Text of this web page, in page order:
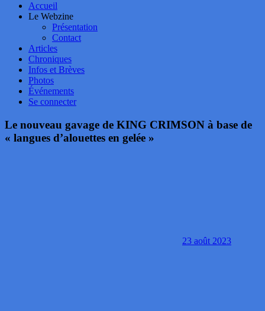
Accueil
Le Webzine
Présentation
Contact
Articles
Chroniques
Infos et Brèves
Photos
Événements
Se connecter
Le nouveau gavage de KING CRIMSON à base de
« langues d’alouettes en gelée »
23 août 2023